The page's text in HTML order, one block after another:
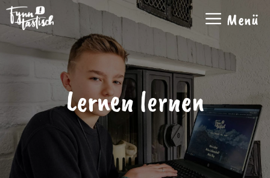
Zum
Inhalt
Menü
Lernen lernen